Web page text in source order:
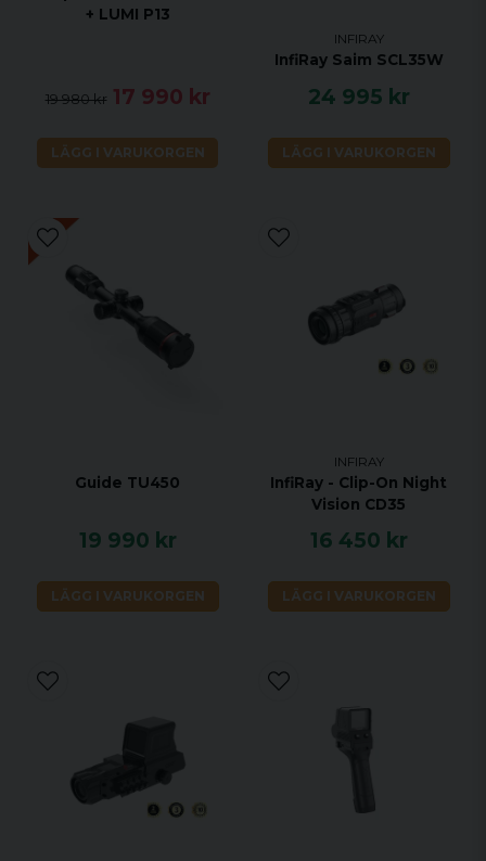
+ LUMI P13
19 980 kr 17 990 kr
LÄGG I VARUKORGEN
INFIRAY
InfiRay Saim SCL35W
24 995 kr
LÄGG I VARUKORGEN
Guide TU450
19 990 kr
LÄGG I VARUKORGEN
INFIRAY
InfiRay - Clip-On Night
Vision CD35
16 450 kr
LÄGG I VARUKORGEN